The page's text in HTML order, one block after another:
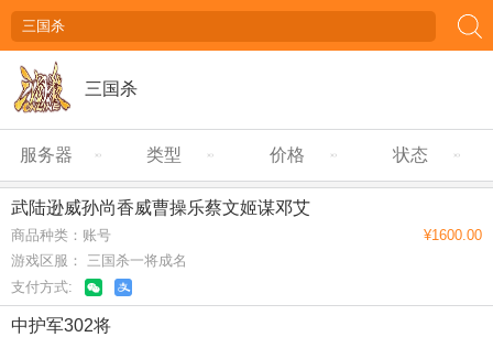
三国杀
服务器 类型 价格 状态
武陆逊威孙尚香威曹操乐蔡文姬谋邓艾
商品种类：账号
游戏区服： 三国杀一将成名
支付方式:
¥1600.00
中护军302将